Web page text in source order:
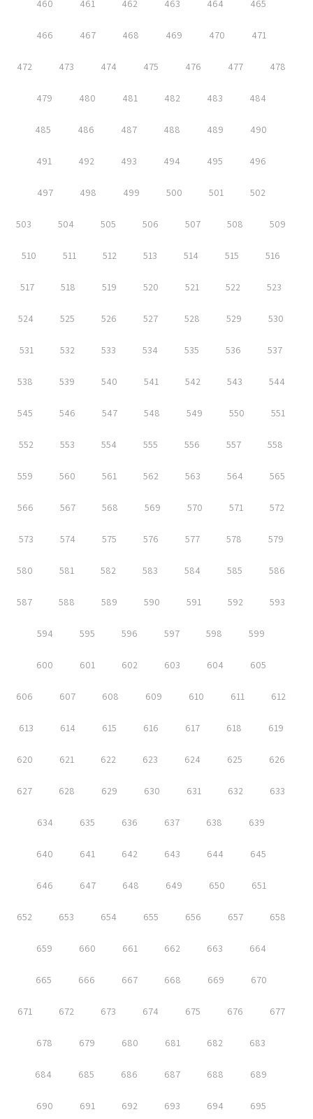
460 461 462 463 464 465
466 467 468 469 470 471
472 473 474 475 476 477 478
479 480 481 482 483 484
485 486 487 488 489 490
491 492 493 494 495 496
497 498 499 500 501 502
503 504 505 506 507 508 509
510 511 512 513 514 515 516
517 518 519 520 521 522 523
524 525 526 527 528 529 530
531 532 533 534 535 536 537
538 539 540 541 542 543 544
545 546 547 548 549 550 551
552 553 554 555 556 557 558
559 560 561 562 563 564 565
566 567 568 569 570 571 572
573 574 575 576 577 578 579
580 581 582 583 584 585 586
587 588 589 590 591 592 593
594 595 596 597 598 599
600 601 602 603 604 605
606 607 608 609 610 611 612
613 614 615 616 617 618 619
620 621 622 623 624 625 626
627 628 629 630 631 632 633
634 635 636 637 638 639
640 641 642 643 644 645
646 647 648 649 650 651
652 653 654 655 656 657 658
659 660 661 662 663 664
665 666 667 668 669 670
671 672 673 674 675 676 677
678 679 680 681 682 683
684 685 686 687 688 689
690 691 692 693 694 695